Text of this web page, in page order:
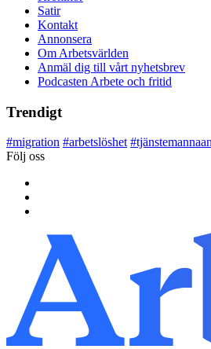
Satir
Kontakt
Annonsera
Om Arbetsvärlden
Anmäl dig till vårt nyhetsbrev
Podcasten Arbete och fritid
Trendigt
#migration #arbetslöshet #
Följ oss